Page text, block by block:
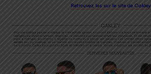
Retrouvez les sur le site de Oakley